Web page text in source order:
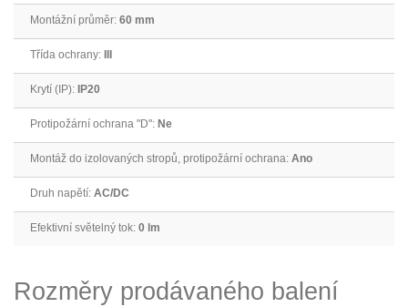
Montážní průměr: 60 mm
Třída ochrany:
Krytí (IP): IP20
Protipožární ochrana "D": Ne
Montáž do izolovaných stropů, protipožární ochrana: Ano
Druh napětí: AC/DC
Efektivní světelný tok: 0 lm
Rozměry prodávaného balení